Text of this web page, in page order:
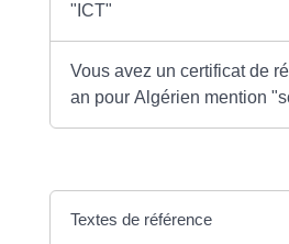
"ICT"
Vous avez un certificat de
an pour Algérien mention
Textes de référence